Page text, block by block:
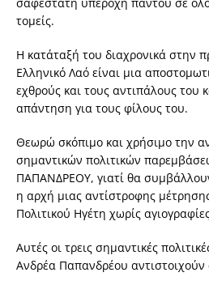
τομείς.
Η κατάταξή του διαχρονικά στην
Ελληνικό Λαό είναι μια
εχθρούς και τους αντιπάλους του
απάντηση για τους φίλους του.
Θεωρώ σκόπιμο και χρήσιμο την
σημαντικών πολιτικών
ΠΑΠΑΝΔΡΕΟΥ, γιατί θα
η αρχή μιας αντίστροφης
Πολιτικού Ηγέτη χωρίς
Αυτές οι τρεις σημαντικές
Ανδρέα Παπανδρέου αντιστοιχούν